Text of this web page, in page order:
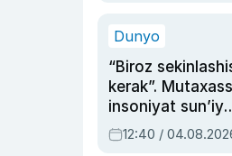
Dunyo
“Biroz
kerak”.
insoniyat sun’iy
intellektni
olmay
12:40 /